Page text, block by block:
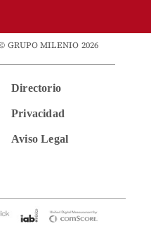
GRUPO MILENIO 2026
Directorio
Privacidad
Aviso Legal